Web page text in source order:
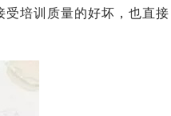
受培训质量的好坏，也直接